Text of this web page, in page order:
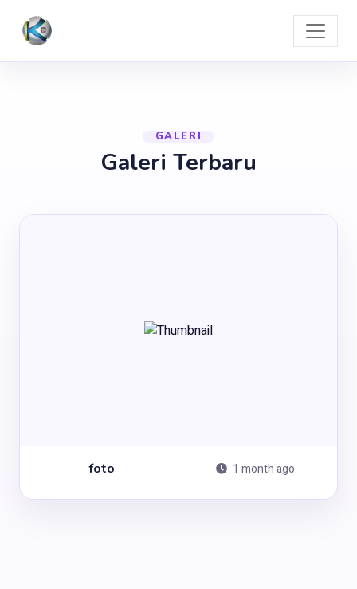
GALERI
Galeri Terbaru
foto 1 month ago